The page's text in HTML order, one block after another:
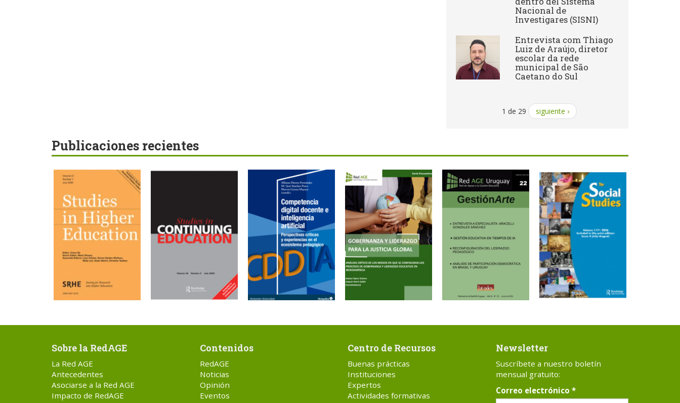
Nacional de
Investigares (SISNI)
Entrevista com Thiago
Luiz de Araújo, diretor
escolar da rede
municipal de São
Caetano do Sul
1 de 29 siguiente ›
Publicaciones recientes
Sobre la RedAGE
La Red AGE
Antecedentes
Asociarse a la Red AGE
Impacto de RedAGE
Contenidos
RedAGE
Noticias
Opinión
Eventos
Centro de Recursos
Buenas prácticas
Instituciones
Expertos
Actividades formativas
Newsletter
Suscríbete a nuestro boletín
mensual gratuito:
Correo electrónico *